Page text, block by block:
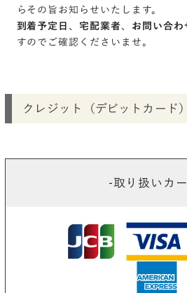
らその旨お知らせいたします。
到着予定日、 宅配業者、 お問い合わ
すのでご確認くださいませ。
クレジット（デビットカード
-取り扱いカ